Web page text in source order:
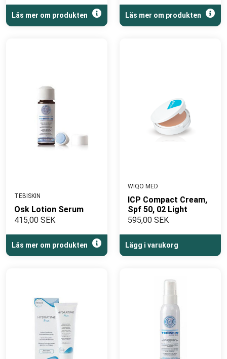
Läs mer om produkten Läs mer om produkten
TEBISKIN
Osk Lotion Serum
415,00 SEK
Läs mer om produkten
WIQO MED
ICP Compact Cream,
Spf 50, 02 Light
595,00 SEK
Lägg i varukorg